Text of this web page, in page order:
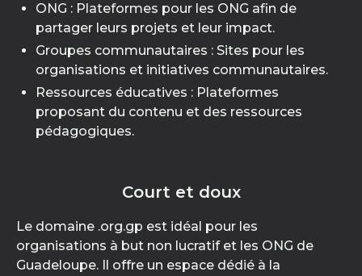
ONG : Plateformes pour les ONG afin de
partager leurs projets et leur impact.
Groupes communautaires : Sites pour les
organisations et initiatives communautaires.
Ressources éducatives : Plateformes
proposant du contenu et des ressources
pédagogiques.
Court et doux
Le domaine .org.gp est idéal pour les
organisations à but non lucratif et les ONG de
Guadeloupe. Il offre un espace dédié à la